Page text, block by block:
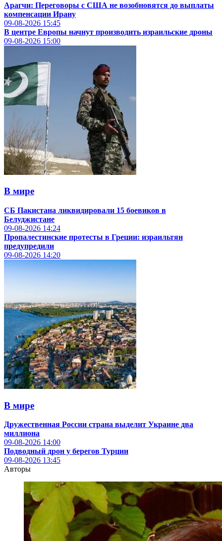
Арагчи: Переговоры с США не возобновятся до выплаты
компенсации Ирану
09-08-2026 15:45
В центре Европы начнут производить израильские дроны
09-08-2026 15:00
В мире
СБ Пакистана ликвидировали 15 боевиков в
Белуджистане
09-08-2026 14:24
Пропалестинские протесты в Греции: израильтян
предупредили
09-08-2026 14:20
В мире
Дружественная России страна выделит Украине два
миллиона
09-08-2026 14:00
Подводный дрон у берегов Турции
09-08-2026 13:45
Авторы